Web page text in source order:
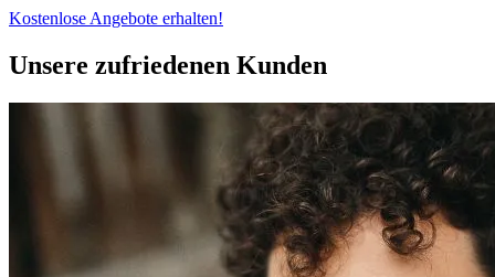
Kostenlose Angebote erhalten!
Unsere zufriedenen Kunden